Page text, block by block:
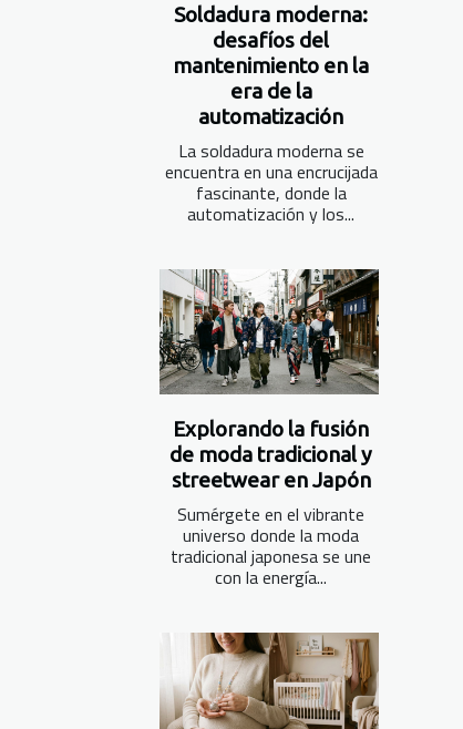
Soldadura moderna:
desafíos del
mantenimiento en la
era de la
automatización
La soldadura moderna se
encuentra en una encrucijada
fascinante, donde la
automatización y los...
Explorando la fusión
de moda tradicional y
streetwear en Japón
Sumérgete en el vibrante
universo donde la moda
tradicional japonesa se une
con la energía...